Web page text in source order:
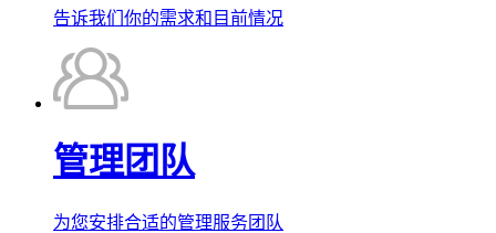
告诉我们你的需求和目前情况
管理团队
为您安排合适的管理服务团队